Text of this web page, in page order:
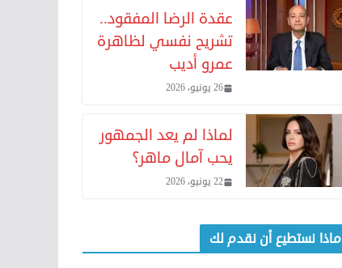
عقدة الرضا المفقود..
تشريح نفسي لظاهرة
عمرو أديب
26 يونيو، 2026
لماذا لم يعد الجمهور
يحب آمال ماهر؟
22 يونيو، 2026
ماذا نستطيع أن نقدم لك